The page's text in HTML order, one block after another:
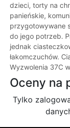
dzieci, torty na
panieńskie,
przygotowywane
do jego potrzeb.
jednak
łakomczuchów.
Wyzwolenia 37C
Oceny na
Tylko